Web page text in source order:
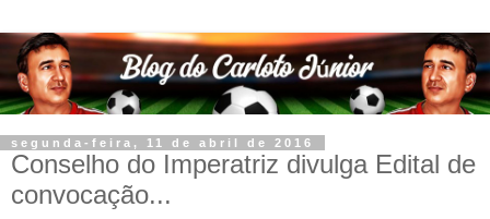
segunda-feira, 11 de abril de 2016
Conselho do Imperatriz divulga Edital de
convocação...